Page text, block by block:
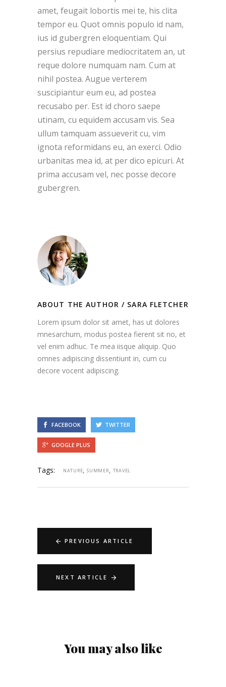
amet, feugait lobortis mei te, his clita
tempor eu. Quot omnis populo id nam,
ius id gubergren eloquentiam. Qui
persius repudiare mediocritatem an, ut
reque dolore numquam nam. Cum at
nihil postea. Augue verterem
suscipiantur eum eu, ad postea
recusabo per. Est id choro saepe
utinam, cu equidem accusam vis. Sea
ullum tamquam assueverit cu, vim
ignota reformidans eu, an exerci. Odio
urbanitas mea id, at per dico epicuri. At
prima accusam vel, nec posse decore
gubergren.
ABOUT THE AUTHOR / SARA FLETCHER
Lorem ipsum dolor sit amet, has ut dolores
mnesarchum, modus postea fierent sit no, et
vel enim adhuc. Te mea iisque aliquip. Quo
omnes adipiscing dissentiunt in, cum cu
decore vocent adipiscing.
FACEBOOK TWITTER
GOOGLE PLUS
Tags: NATURE,SUMMER, TRAVEL
PREVIOUS ARTICLE
NEXT ARTICLE
You may also like